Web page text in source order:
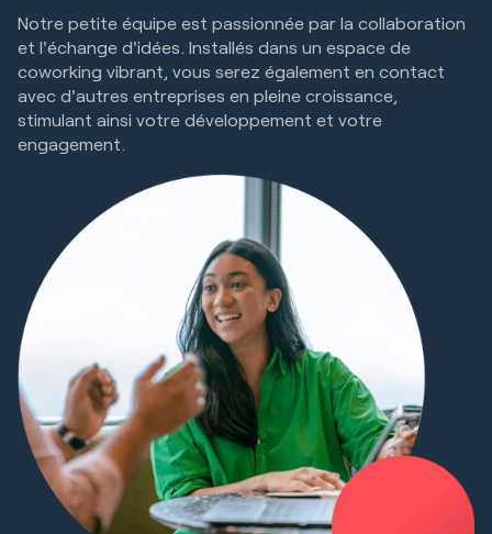
Notre petite équipe est passionnée par la collaboration
et l'échange d'idées. Installés dans un espace de
coworking vibrant, vous serez également en contact
avec d'autres entreprises en pleine croissance,
stimulant ainsi votre développement et votre
engagement.